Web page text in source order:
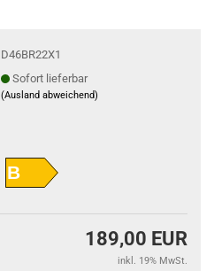
D46BR22X1
Sofort lieferbar
(Ausland abweichend)
B
189,00 EUR
inkl. 19% MwSt.